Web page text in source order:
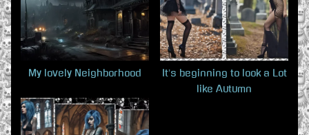
u
s
P
o
t
:
s
t
:
My lovely Neighborhood
It’s beginning to look a Lot
like Autumn